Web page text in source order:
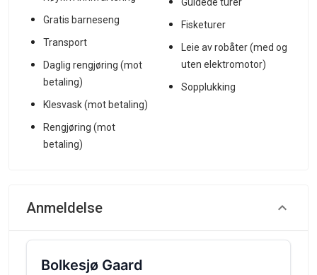
Gratis barneseng
Transport
Daglig rengjøring (mot
betaling)
Klesvask (mot betaling)
Rengjøring (mot
betaling)
Fisketurer
Leie av robåter (med og
uten elektromotor)
Sopplukking
Anmeldelse